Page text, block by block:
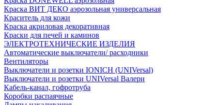
Краска ВИТ ДЕКО аэрозольная универсальная
Краситель для кожи
Краска акриловая декоративная
Краски для печей и каминов
ЭЛЕКТРОТЕХНИЧЕСКИЕ ИЗДЕЛИЯ
Автоматические выключатели/ расходники
Вентиляторы
Выключатели и розетки IONICH (UNIVersal)
Выключатели и розетки UNIVersal Валери
Кабель-канал, гофротруба
Коробки распаячные